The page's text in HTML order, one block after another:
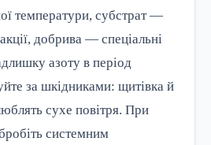
температури, субстрат —
добрива — спеціальні
азоту в період
за шкідниками: щитівка й
сухе повітря. При
системним